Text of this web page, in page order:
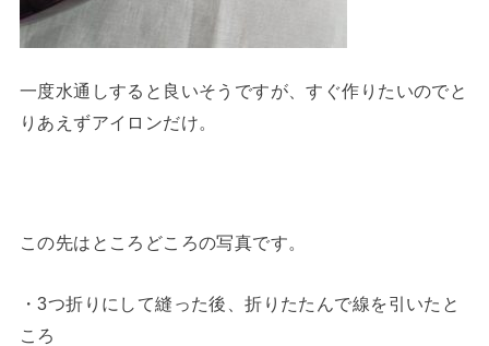
一度水通しすると良いそうですが、すぐ作りたいのでと
りあえずアイロンだけ。
この先はところどころの写真です。
・3つ折りにして縫った後、折りたたんで線を引いたと
ころ